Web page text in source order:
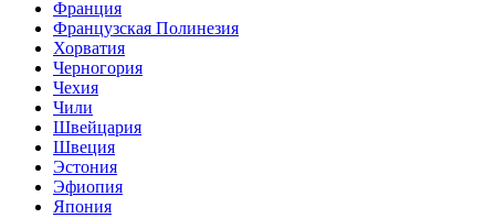
Франция
Французская Полинезия
Хорватия
Черногория
Чехия
Чили
Швейцария
Швеция
Эстония
Эфиопия
Япония